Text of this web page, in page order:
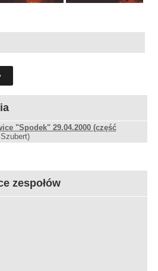
"Spodek" 29.04.2000 (część
zespołów